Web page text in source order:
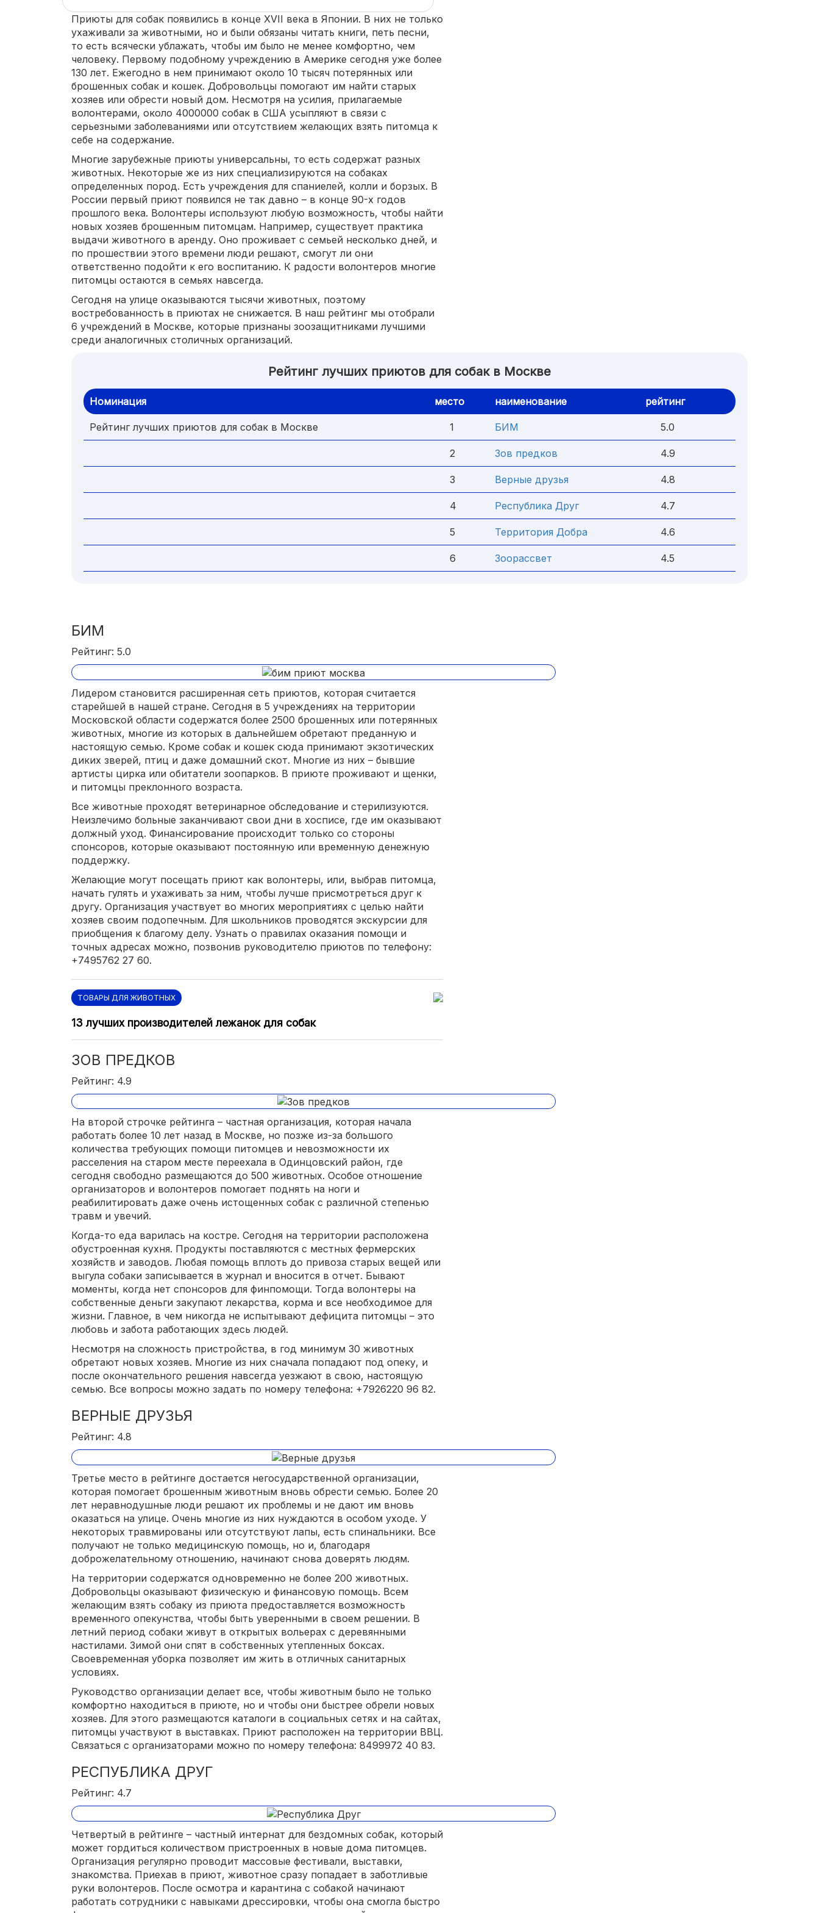
Приюты для собак появились в конце XVII века в Японии. В них не только
ухаживали за животными, но и были обязаны читать книги, петь песни,
то есть всячески ублажать, чтобы им было не менее комфортно, чем
человеку. Первому подобному учреждению в Америке сегодня уже более
130 лет. Ежегодно в нем принимают около 10 тысяч потерянных или
брошенных собак и кошек. Добровольцы помогают им найти старых
хозяев или обрести новый дом. Несмотря на усилия, прилагаемые
волонтерами, около 4000000 собак в США усыпляют в связи с
серьезными заболеваниями или отсутствием желающих взять питомца к
себе на содержание.
Многие зарубежные приюты универсальны, то есть содержат разных
животных. Некоторые же из них специализируются на собаках
определенных пород. Есть учреждения для спаниелей, колли и борзых. В
России первый приют появился не так давно – в конце 90-х годов
прошлого века. Волонтеры используют любую возможность, чтобы найти
новых хозяев брошенным питомцам. Например, существует практика
выдачи животного в аренду. Оно проживает с семьей несколько дней, и
по прошествии этого времени люди решают, смогут ли они
ответственно подойти к его воспитанию. К радости волонтеров многие
питомцы остаются в семьях навсегда.
Сегодня на улице оказываются тысячи животных, поэтому
востребованность в приютах не снижается. В наш рейтинг мы отобрали
6 учреждений в Москве, которые признаны зоозащитниками лучшими
среди аналогичных столичных организаций.
Рейтинг лучших приютов для собак в Москве
Номинация место наименование рейтинг
Рейтинг лучших приютов для собак в Москве 1 БИМ 5.0
2 Зов предков 4.9
3 Верные друзья 4.8
4 Республика Друг 4.7
5 Территория Добра 4.6
6 Зоорассвет 4.5
БИМ
Рейтинг: 5.0
Лидером становится расширенная сеть приютов, которая считается
старейшей в нашей стране. Сегодня в 5 учреждениях на территории
Московской области содержатся более 2500 брошенных или потерянных
животных, многие из которых в дальнейшем обретают преданную и
настоящую семью. Кроме собак и кошек сюда принимают экзотических
диких зверей, птиц и даже домашний скот. Многие из них – бывшие
артисты цирка или обитатели зоопарков. В приюте проживают и щенки,
и питомцы преклонного возраста.
Все животные проходят ветеринарное обследование и стерилизуются.
Неизлечимо больные заканчивают свои дни в хосписе, где им оказывают
должный уход. Финансирование происходит только со стороны
спонсоров, которые оказывают постоянную или временную денежную
поддержку.
Желающие могут посещать приют как волонтеры, или, выбрав питомца,
начать гулять и ухаживать за ним, чтобы лучше присмотреться друг к
другу. Организация участвует во многих мероприятиях с целью найти
хозяев своим подопечным. Для школьников проводятся экскурсии для
приобщения к благому делу. Узнать о правилах оказания помощи и
точных адресах можно, позвонив руководителю приютов по телефону:
+7495762 27 60.
ТОВАРЫ ДЛЯ ЖИВОТНЫХ
13 лучших производителей лежанок для собак
ЗОВ ПРЕДКОВ
Рейтинг: 4.9
На второй строчке рейтинга – частная организация, которая начала
работать более 10 лет назад в Москве, но позже из-за большого
количества требующих помощи питомцев и невозможности их
расселения на старом месте переехала в Одинцовский район, где
сегодня свободно размещаются до 500 животных. Особое отношение
организаторов и волонтеров помогает поднять на ноги и
реабилитировать даже очень истощенных собак с различной степенью
травм и увечий.
Когда-то еда варилась на костре. Сегодня на территории расположена
обустроенная кухня. Продукты поставляются с местных фермерских
хозяйств и заводов. Любая помощь вплоть до привоза старых вещей или
выгула собаки записывается в журнал и вносится в отчет. Бывают
моменты, когда нет спонсоров для финпомощи. Тогда волонтеры на
собственные деньги закупают лекарства, корма и все необходимое для
жизни. Главное, в чем никогда не испытывают дефицита питомцы – это
любовь и забота работающих здесь людей.
Несмотря на сложность пристройства, в год минимум 30 животных
обретают новых хозяев. Многие из них сначала попадают под опеку, и
после окончательного решения навсегда уезжают в свою, настоящую
семью. Все вопросы можно задать по номеру телефона: +7926220 96 82.
ВЕРНЫЕ ДРУЗЬЯ
Рейтинг: 4.8
Третье место в рейтинге достается негосударственной организации,
которая помогает брошенным животным вновь обрести семью. Более 20
лет неравнодушные люди решают их проблемы и не дают им вновь
оказаться на улице. Очень многие из них нуждаются в особом уходе. У
некоторых травмированы или отсутствуют лапы, есть спинальники. Все
получают не только медицинскую помощь, но и, благодаря
доброжелательному отношению, начинают снова доверять людям.
На территории содержатся одновременно не более 200 животных.
Добровольцы оказывают физическую и финансовую помощь. Всем
желающим взять собаку из приюта предоставляется возможность
временного опекунства, чтобы быть уверенными в своем решении. В
летний период собаки живут в открытых вольерах с деревянными
настилами. Зимой они спят в собственных утепленных боксах.
Своевременная уборка позволяет им жить в отличных санитарных
условиях.
Руководство организации делает все, чтобы животным было не только
комфортно находиться в приюте, но и чтобы они быстрее обрели новых
хозяев. Для этого размещаются каталоги в социальных сетях и на сайтах,
питомцы участвуют в выставках. Приют расположен на территории ВВЦ.
Связаться с организаторами можно по номеру телефона: 8499972 40 83.
РЕСПУБЛИКА ДРУГ
Рейтинг: 4.7
Четвертый в рейтинге – частный интернат для бездомных собак, который
может гордиться количеством пристроенных в новые дома питомцев.
Организация регулярно проводит массовые фестивали, выставки,
знакомства. Приехав в приют, животное сразу попадает в заботливые
руки волонтеров. После осмотра и карантина с собакой начинают
работать сотрудники с навыками дрессировки, чтобы она смогла быстро